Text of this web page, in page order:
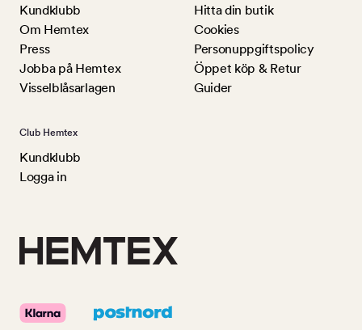
Kundklubb
Om Hemtex
Press
Jobba på Hemtex
Visselblåsarlagen
Hitta din butik
Cookies
Personuppgiftspolicy
Öppet köp & Retur
Guider
Club Hemtex
Kundklubb
Logga in